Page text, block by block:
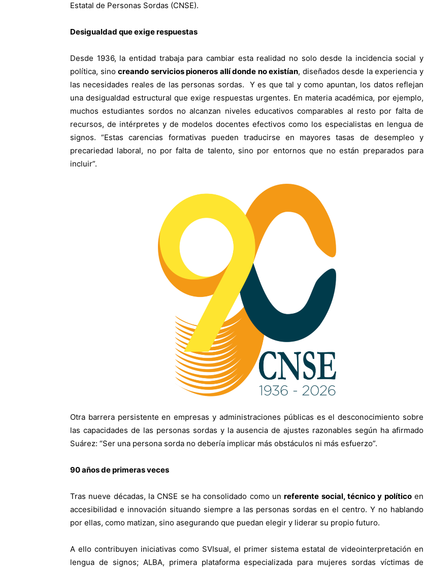
Estatal de Personas Sordas (CNSE).
Desigualdad que exige respuestas
Desde 1936, la entidad trabaja para cambiar esta realidad no solo desde la incidencia social y
política, sinocreando servicios pioneros allí donde no existían, diseñados desde la experiencia y
las necesidades reales de las personas sordas. Y es que tal y como apuntan, los datos reflejan
una desigualdad estructural que exige respuestas urgentes. En materia académica, por ejemplo,
muchos estudiantes sordos no alcanzan niveles educativos comparables al resto por falta de
recursos, de intérpretes y de modelos docentes efectivos como los especialistas en lengua de
signos. “Estas carencias formativas pueden traducirse en mayores tasas de desempleo y
precariedad laboral, no por falta de talento, sino por entornos que no están preparados para
incluir”.
Otra barrera persistente en empresas y administraciones públicas es el desconocimiento sobre
las capacidades de las personas sordas y la ausencia de ajustes razonables según ha afirmado
Suárez: “Ser una persona sorda no debería implicar más obstáculos ni más esfuerzo”.
90 años de primeras veces
Tras nueve décadas, la CNSE se ha consolidado como unreferente social, técnico y políticoen
accesibilidad e innovación situando siempre a las personas sordas en el centro. Y no hablando
por ellas, como matizan, sino asegurando que puedan elegir y liderar su propio futuro.
A ello contribuyen iniciativas como SVIsual, el primer sistema estatal de videointerpretación en
lengua de signos; ALBA, primera plataforma especializada para mujeres sordas víctimas de